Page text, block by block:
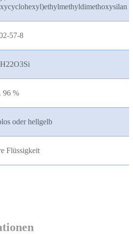
57-8
96 %
oder hellgelb
Flüssigkeit